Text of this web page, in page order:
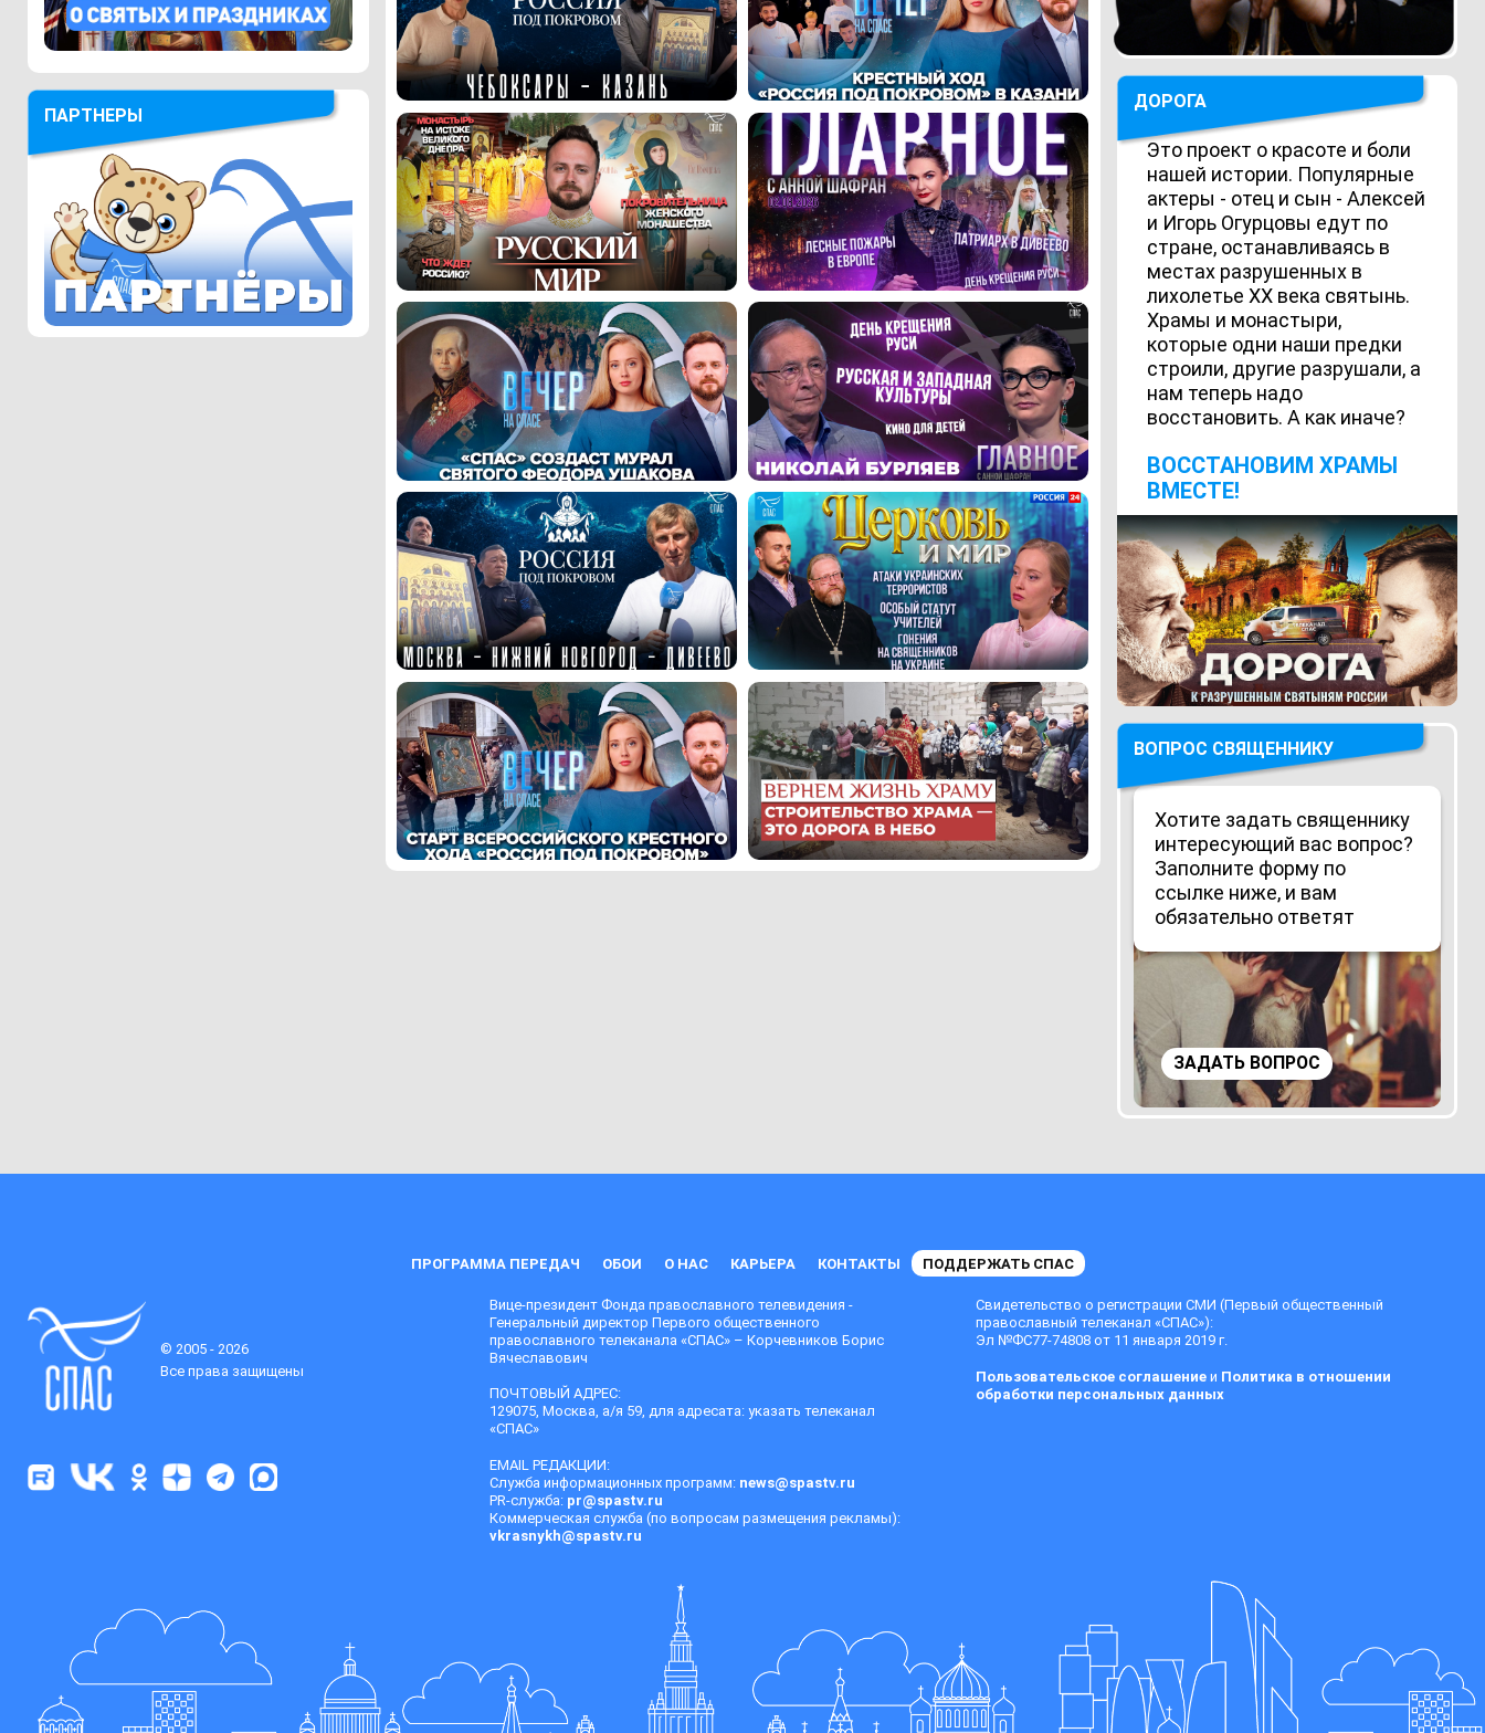
ПАРТНЕРЫ
ДОРОГА
Это проект о красоте и боли
нашей истории. Популярные
актеры - отец и сын - Алексей
и Игорь Огурцовы едут по
стране, останавливаясь в
местах разрушенных в
лихолетье ХХ века святынь.
Храмы и монастыри,
которые одни наши предки
строили, другие разрушали, а
нам теперь надо
восстановить. А как иначе?
ВОCСТАНОВИМ ХРАМЫ
ВМЕСТЕ!
ВОПРОС СВЯЩЕННИКУ
Хотите задать священнику
интересующий вас вопрос?
Заполните форму по
ссылке ниже, и вам
обязательно ответят
ЗАДАТЬ ВОПРОС
ПРОГРАММА ПЕРЕДАЧ ОБОИ О НАС КАРЬЕРА КОНТАКТЫ ПОДДЕРЖАТЬ СПАС
© 2005 - 2026
Все права защищены
Вице-президент Фонда православного телевидения -
Генеральный директор Первого общественного
православного телеканала «СПАС» – Корчевников Борис
Вячеславович
ПОЧТОВЫЙ АДРЕС:
129075, Москва, а/я 59, для адресата: указать телеканал
«СПАС»
EMAIL РЕДАКЦИИ:
Служба информационных программ: news@spastv.ru
PR-служба: pr@spastv.ru
Коммерческая служба (по вопросам размещения рекламы):
vkrasnykh@spastv.ru
Свидетельство о регистрации СМИ (Первый общественный
православный телеканал «СПАС»):
Эл №ФС77-74808 от 11 января 2019 г.
Пользовательское соглашениеи Политика в отношении
обработки персональных данных